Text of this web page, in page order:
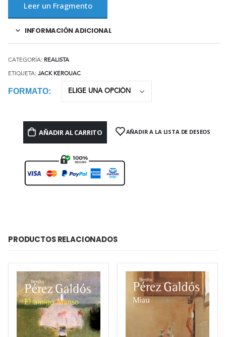
Leer un Fragmento
INFORMACIÓN ADICIONAL
CATEGORÍA: REALISTA
ETIQUETA: JACK KEROUAC
FORMATO
AÑADIR AL CARRITO AÑADIR A LA LISTA DE DESEOS
PRODUCTOS RELACIONADOS